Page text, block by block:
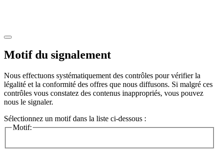
Motif du signalement
Nous effectuons systématiquement des contrôles pour vérifier la
légalité et la conformité des offres que nous diffusons. Si malgré ces
contrôles vous constatez des contenus inappropriés, vous pouvez
nous le signaler.
Sélectionnez un motif dans la liste ci-dessous :
Motif: